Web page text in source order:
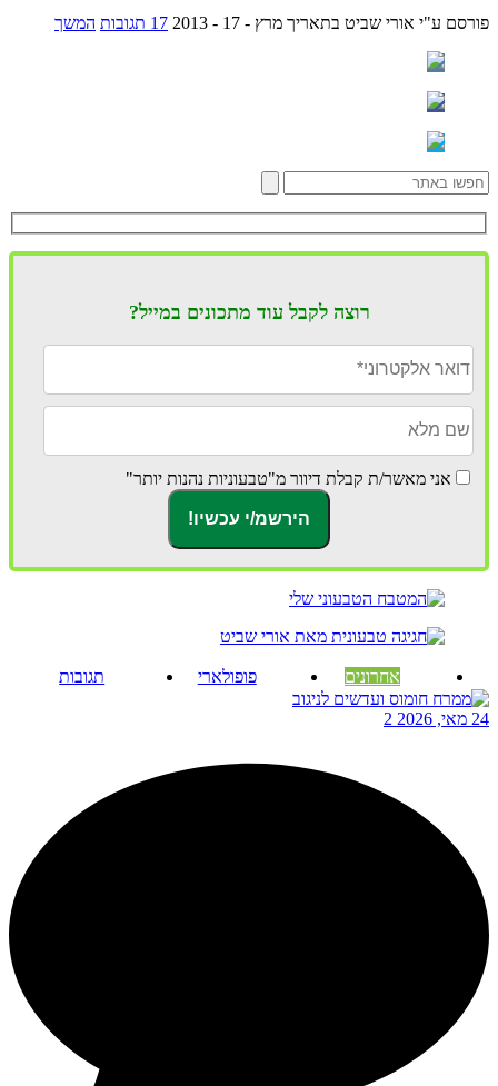
פורסם ע"י אורי שביט בתאריך מרץ - 17 - 2013 17 תגובות המשך
רוצה לקבל עוד מתכונים במייל?
אני מאשר/ת קבלת דיוור מ"טבעוניות נהנות יותר"
אחרונים פופולארי תגובות
24 מאי, 2026 2